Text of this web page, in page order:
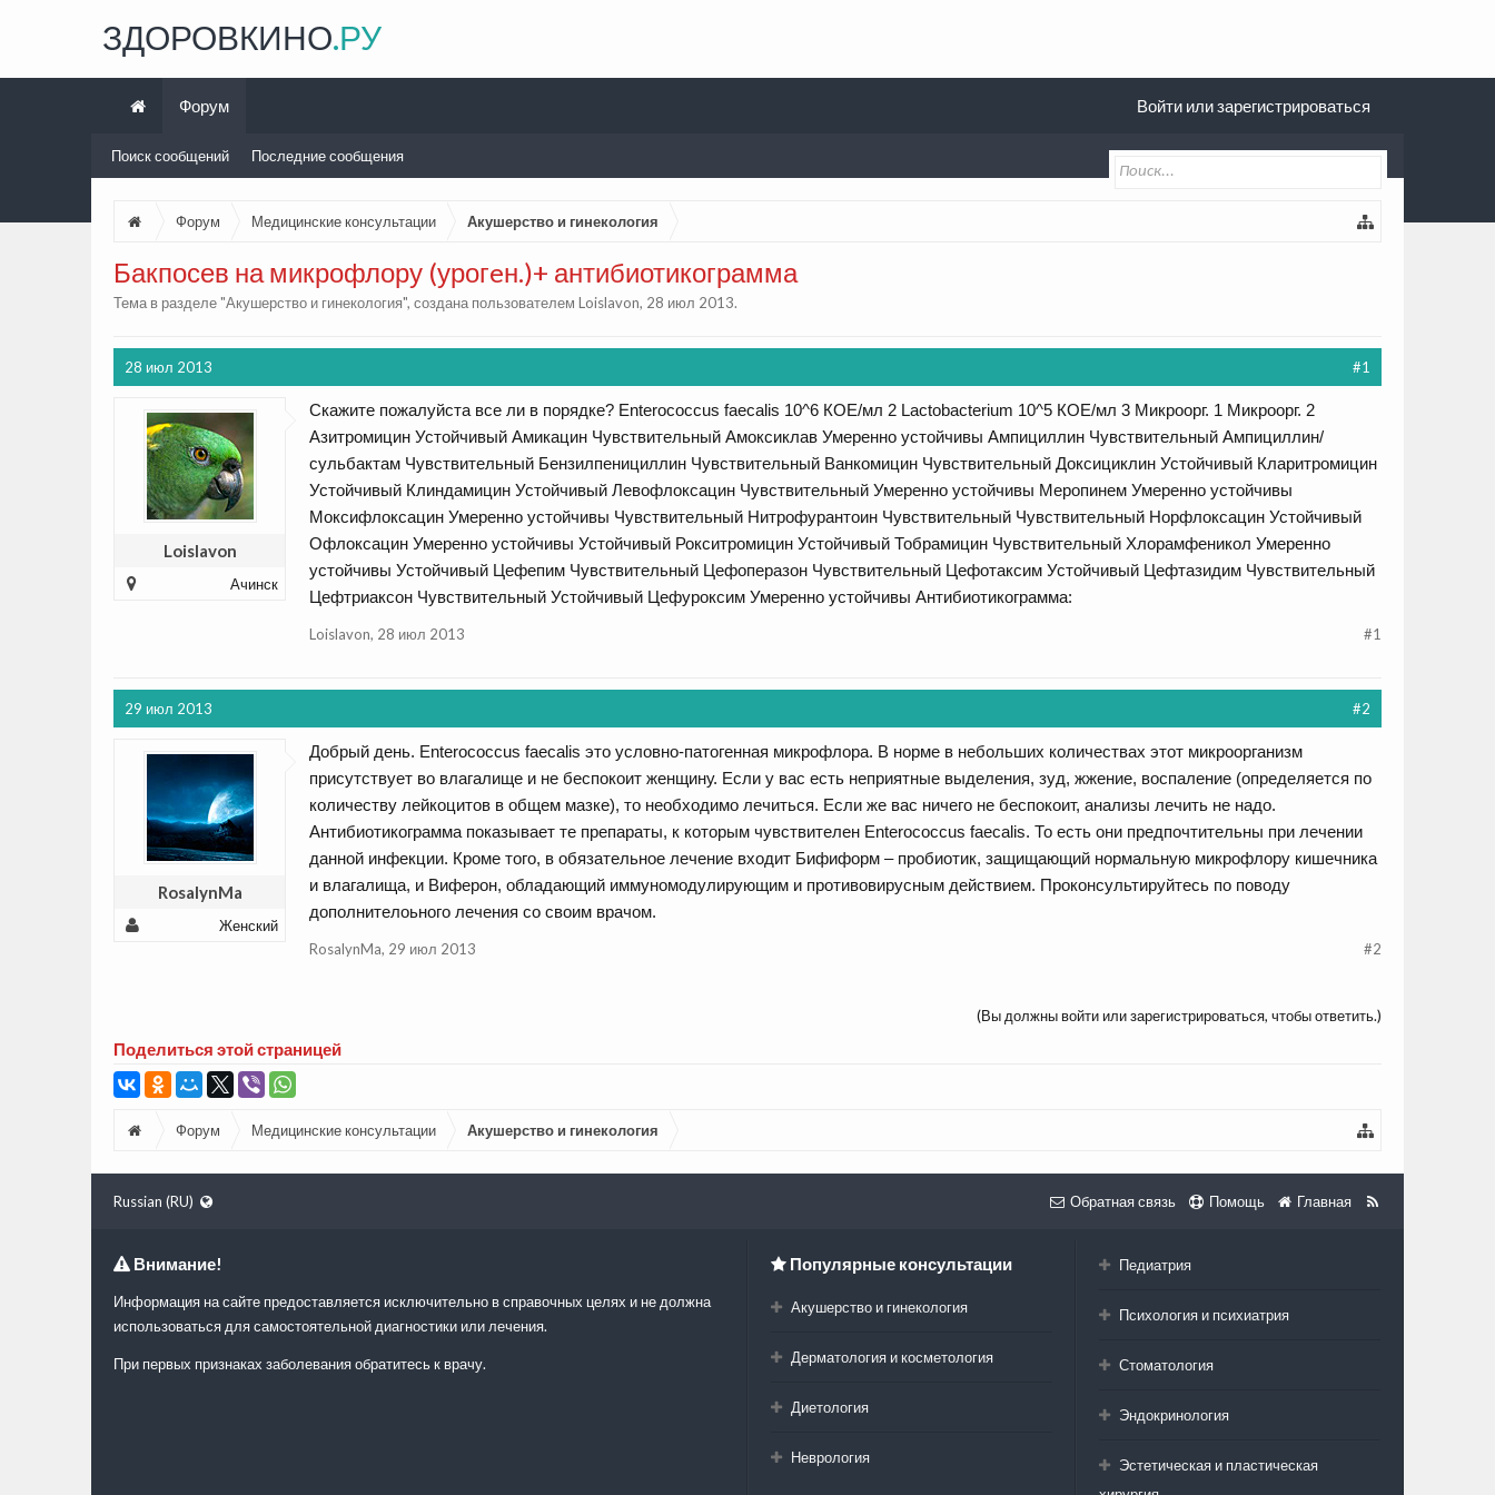
Форум Медицинские консультации Акушерство и гинекология
Бакпосев на микрофлору (урогeн.)+ антибиотикограмма
Тема в разделе "Акушерство и гинекология", создана пользователем Loislavon, 28 июл 2013.
28 июл 2013 #1
Loislavon
Ачинск
Скажите пожалуйста все ли в порядке? Enterococcus faecalis 10^6 КОЕ/мл 2 Lactobacterium 10^5 КОЕ/мл 3 Микроорг. 1 Микроорг. 2
Азитромицин Устойчивый Амикацин Чувствительный Амоксиклав Умеренно устойчивы Ампициллин Чувствительный Ампициллин/
сульбактам Чувствительный Бензилпенициллин Чувствительный Ванкомицин Чувствительный Доксициклин Устойчивый Кларитромицин
Устойчивый Клиндамицин Устойчивый Левофлоксацин Чувствительный Умеренно устойчивы Меропинем Умеренно устойчивы
Моксифлоксацин Умеренно устойчивы Чувствительный Нитрофурантоин Чувствительный Чувствительный Норфлоксацин Устойчивый
Офлоксацин Умеренно устойчивы Устойчивый Рокситромицин Устойчивый Тобрамицин Чувствительный Хлорамфеникол Умеренно
устойчивы Устойчивый Цефепим Чувствительный Цефоперазон Чувствительный Цефотаксим Устойчивый Цефтазидим Чувствительный
Цефтриаксон Чувствительный Устойчивый Цефуроксим Умеренно устойчивы Антибиотикограмма:
Loislavon, 28 июл 2013 #1
29 июл 2013 #2
RosalynMa
Женский
Добрый день. Enterococcus faecalis это условно-патогенная микрофлора. В норме в небольших количествах этот микроорганизм
присутствует во влагалище и не беспокоит женщину. Если у вас есть неприятные выделения, зуд, жжение, воспаление (определяется по
количеству лейкоцитов в общем мазке), то необходимо лечиться. Если же вас ничего не беспокоит, анализы лечить не надо.
Антибиотикограмма показывает те препараты, к которым чувствителен Enterococcus faecalis. То есть они предпочтительны при лечении
данной инфекции. Кроме того, в обязательное лечение входит Бифиформ – пробиотик, защищающий нормальную микрофлору кишечника
и влагалища, и Виферон, обладающий иммуномодулирующим и противовирусным действием. Проконсультируйтесь по поводу
дополнителоьного лечения со своим врачом.
RosalynMa, 29 июл 2013 #2
(Вы должны войти или зарегистрироваться, чтобы ответить.)
Поделиться этой страницей
Форум Медицинские консультации Акушерство и гинекология
ЗДОРОВКИНО.РУ
Форум
Поиск сообщений Последние сообщения
Войти или зарегистрироваться
Russian (RU) Обратная связь Помощь Главная
Внимание!
Информация на сайте предоставляется исключительно в справочных целях и не должна
использоваться для самостоятельной диагностики или лечения.
При первых признаках заболевания обратитесь к врачу.
Популярные консультации
Акушерство и гинекология
Дерматология и косметология
Диетология
Неврология
Педиатрия
Психология и психиатрия
Стоматология
Эндокринология
Эстетическая и пластическая